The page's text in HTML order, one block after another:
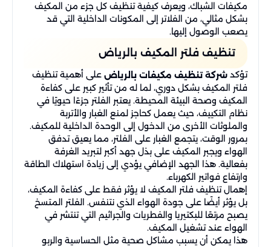
مكيفات الشباك، ويعرف كيفية تنظيف كل جزء من المكيف
بشكل مثالي، من الفلاتر إلى المكونات الداخلية التي قد
يصعب الوصول إليها.
تنظيف فلتر المكيف بالرياض
تؤكد شركة تنظيف مكيفات بالرياض على أهمية تنظيف
فلتر المكيف بشكل دوري، لما له من تأثير كبير على كفاءة
المكيف وصحة البيئة المحيطة. يعتبر الفلتر جزءًا حيويًا في
نظام التكييف، حيث يعمل كحاجز لمنع الغبار والأتربة
والملوثات الأخرى من الدخول إلى الوحدة الداخلية للمكيف.
بمرور الوقت، يتجمع الغبار على الفلتر، مما يعيق تدفق
الهواء ويجبر المكيف على بذل جهد أكبر لتبريد الغرفة
بفعالية. هذا الجهد الإضافي يؤدي إلى زيادة استهلاك الطاقة
وارتفاع فواتير الكهرباء.
إهمال تنظيف فلتر المكيف لا يؤثر فقط على كفاءة المكيف،
بل يؤثر أيضًا على جودة الهواء الذي نتنفس. الفلتر المتسخ
يصبح مرتعًا للبكتيريا والفطريات والجراثيم التي تنتشر في
الهواء عند تشغيل المكيف.
هذا يمكن أن يسبب مشاكل صحية مثل الحساسية والربو